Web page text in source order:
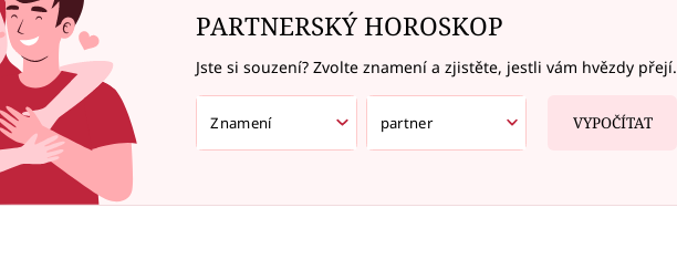
PARTNERSKÝ HOROSKOP
Jste si souzení? Zvolte znamení a zjistěte, jestli vám hvězdy přejí.
VYPOČÍTAT